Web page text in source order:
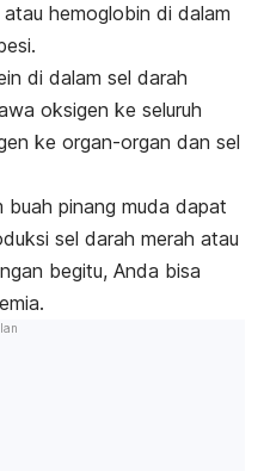
hemoglobin di dalam
di dalam sel darah
oksigen ke seluruh
ke organ-organ dan sel
pinang muda dapat
sel darah merah atau
begitu, Anda bisa